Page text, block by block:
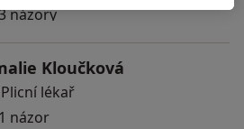
názory
Kloučková
lékař
1 názor